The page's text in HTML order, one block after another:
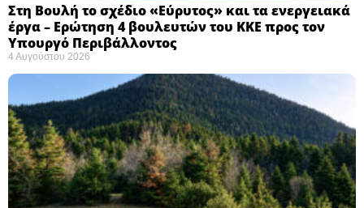
Στη Βουλή το σχέδιο «Εύρυτος» και τα ενεργειακά
έργα – Ερώτηση 4 βουλευτών του ΚΚΕ προς τον
Υπουργό Περιβάλλοντος
4 Αυγούστου 2026